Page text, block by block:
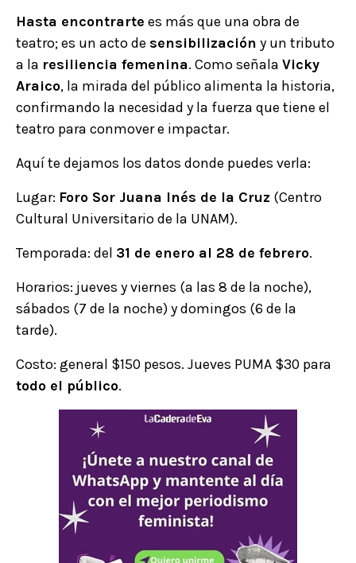
Hasta encontrarte es más que una obra de
teatro; es un acto de sensibilización y un tributo
a la resiliencia femenina. Como señala Vicky
Araico, la mirada del público alimenta la historia,
confirmando la necesidad y la fuerza que tiene el
teatro para conmover e impactar.
Aquí te dejamos los datos donde puedes verla:
Lugar: Foro Sor Juana Inés de la Cruz (Centro
Cultural Universitario de la UNAM).
Temporada: del 31 de enero al 28 de febrero.
Horarios: jueves y viernes (a las 8 de la noche),
sábados (7 de la noche) y domingos (6 de la
tarde).
Costo: general $150 pesos. Jueves PUMA $30 para
todo el público.